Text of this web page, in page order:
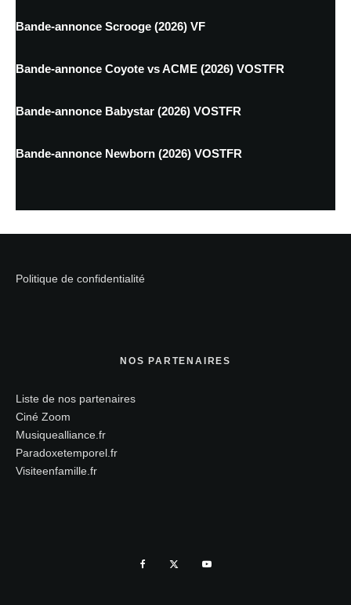
Bande-annonce Scrooge (2026) VF
Bande-annonce Coyote vs ACME (2026) VOSTFR
Bande-annonce Babystar (2026) VOSTFR
Bande-annonce Newborn (2026) VOSTFR
Politique de confidentialité
NOS PARTENAIRES
Liste de nos partenaires
Ciné Zoom
Musiquealliance.fr
Paradoxetemporel.fr
Visiteenfamille.fr